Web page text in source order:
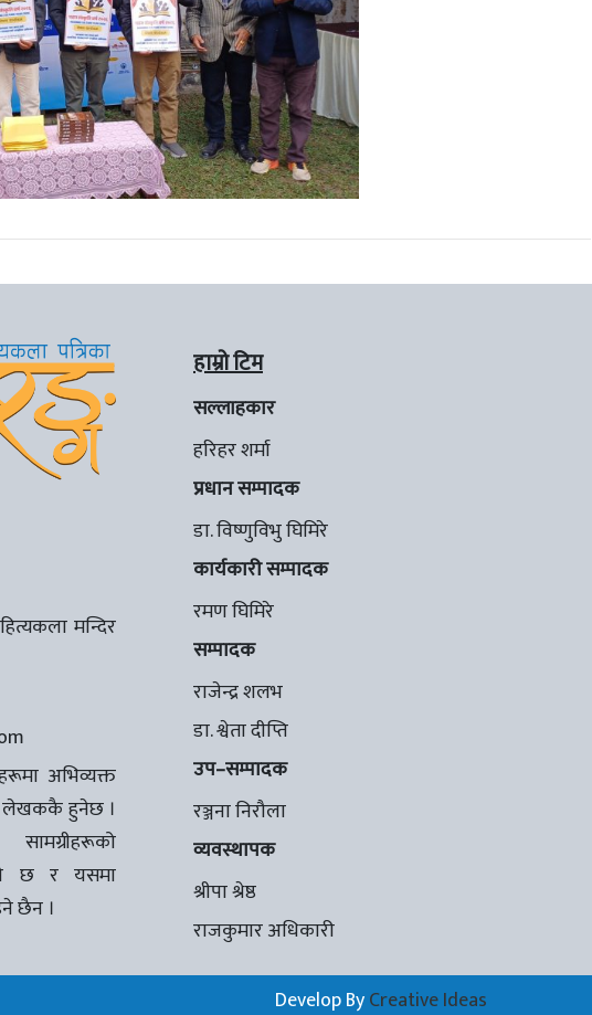
मन्दिर
अभिव्यक्त
लेखककै हुनेछ ।
छ र यसमा
छैन ।
हाम्रो टिम
सल्लाहकार
हरिहर शर्मा
प्रधान सम्पादक
डा. विष्णुविभु घिमिरे
कार्यकारी सम्पादक
रमण घिमिरे
सम्पादक
राजेन्द्र शलभ
डा. श्वेता दीप्ति
उप–सम्पादक
रञ्जना निरौला
व्यवस्थापक
श्रीपा श्रेष्ठ
राजकुमार अधिकारी
Develop ByCreative Ideas